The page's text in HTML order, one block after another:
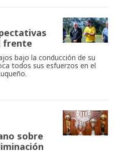
frente
bajo la conducción de su
todos sus esfuerzos en el
sobre